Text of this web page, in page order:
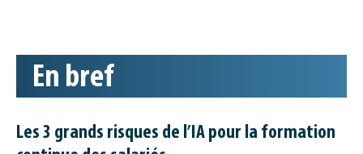
capable de reproduire "les
sans réellement comprendre
l’expérience humaine qu’elle accompagne ?"
En bref
Les 3 grands risques de l’IA pour la formation